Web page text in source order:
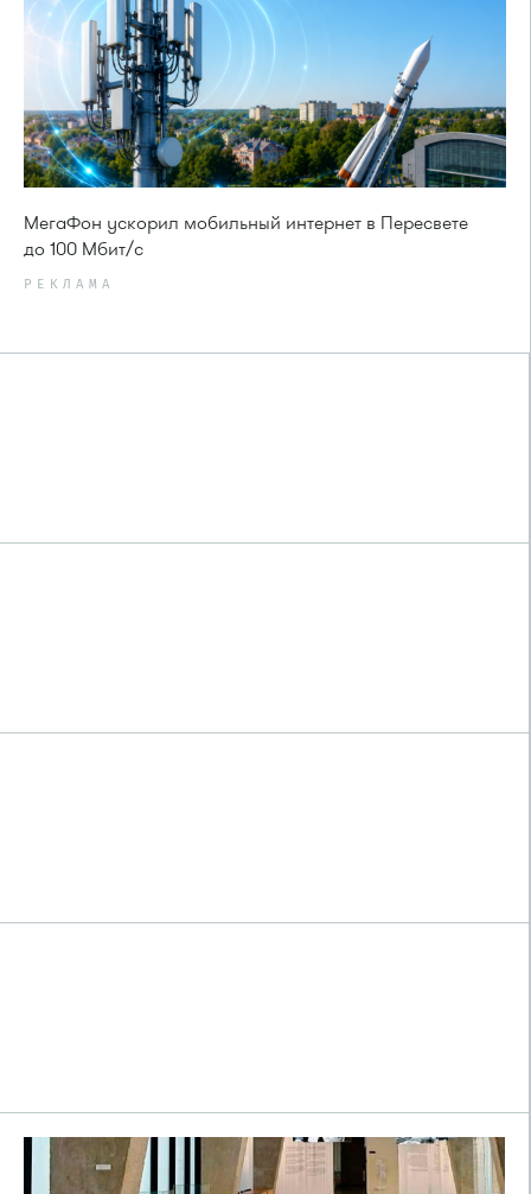
МегаФон ускорил мобильный интернет в Пересвете
до 100 Мбит/с
РЕКЛАМА